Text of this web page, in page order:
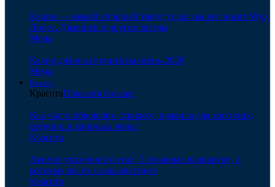
Капри — самый спорный тренд года: как его носят Мур,
Лопес, Дженнер и другие звезды
Мода
Какие джинсы купить на осень-2026
Мода
Красота
КрасотаПоказать больше
Как часто обновлять стрижку: правила для коротких,
средних и длинных волос
Красота
Аромат ухоженного тела: 5 сложных вариантов, о
которых вы не слышали ранее
Красота